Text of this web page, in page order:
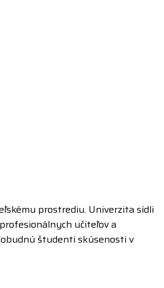
prostrediu. Univerzita sídli
učiteľov a
študenti skúsenosti v